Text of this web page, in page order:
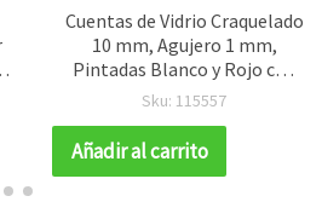
Cuentas de Vidrio Craquelado
10 mm, Agujero 1 mm,
Pintadas Blanco y Rojo con
Acento Color Oro, Tira ~85
Bisutería, Abalorios y
Manualidades
Sku: 115557
Añadir al carrito